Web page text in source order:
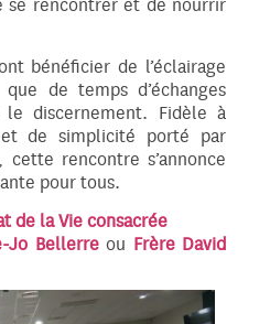
bénéficier de l’éclairage
de temps d’échanges
le discernement. Fidèle à
de simplicité porté par
cette rencontre s’annonce
pour tous.
de la Vie consacrée
Jo Bellerreou Frère David